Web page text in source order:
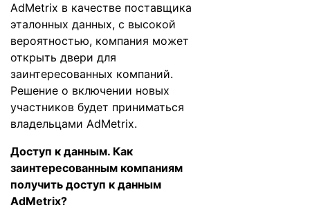
AdMetrix в качестве поставщика
эталонных данных, с высокой
вероятностью, компания может
открыть двери для
заинтересованных компаний.
Решение о включении новых
участников будет приниматься
владельцами AdMetrix.
Доступ к данным. Как
заинтересованным компаниям
получить доступ к данным
AdMetrix?